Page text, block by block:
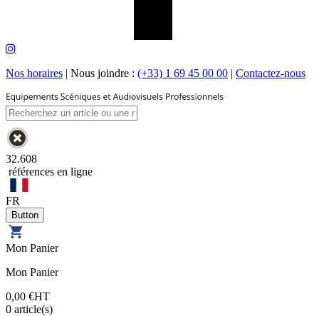
Nos horaires | Nous joindre : (+33) 1 69 45 00 00 | Contactez-nous
32.608
références en ligne
FR
Mon Panier
Mon Panier
0,00 €HT
0 article(s)